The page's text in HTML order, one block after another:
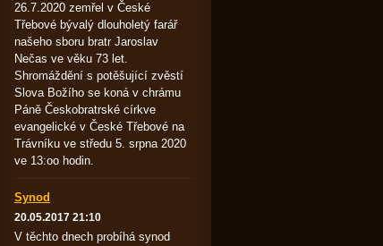
26.7.2020 zemřel v České
Třebové bývalý dlouholetý farář
našeho sboru bratr Jaroslav
Nečas ve věku 73 let.
Shromáždění s potěšující zvěstí
Slova Božího se koná v chrámu
Páně Českobratrské církve
evangelické v České Třebové na
Trávníku ve středu 5. srpna 2020
ve 13:oo hodin.
Synod
20.05.2017 21:10
V těchto dnech probíhá synod